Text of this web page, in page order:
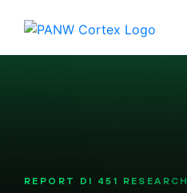
REPORT DI 451 RESEARCH